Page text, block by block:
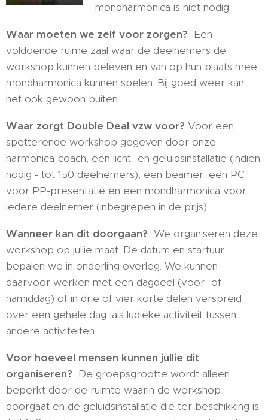
mondharmonica is niet nodig.
Waar moeten we zelf voor zorgen? Een
voldoende ruime zaal waar de deelnemers de
workshop kunnen beleven en van op hun plaats mee
mondharmonica kunnen spelen. Bij goed weer kan
het ook gewoon buiten.
Waar zorgt Double Deal vzw voor? Voor een
spetterende workshop gegeven door onze
harmonica-coach, een licht- en geluidsinstallatie (indien
nodig - tot 150 deelnemers), een beamer, een PC
voor PP-presentatie en een mondharmonica voor
iedere deelnemer (inbegrepen in de prijs).
Wanneer kan dit doorgaan? We organiseren deze
workshop op jullie maat. De datum en startuur
bepalen we in onderling overleg. We kunnen
daarvoor werken met een dagdeel (voor- of
namiddag) of in drie of vier korte delen verspreid
over een gehele dag, als ludieke activiteit tussen
andere activiteiten.
Voor hoeveel mensen kunnen jullie dit
organiseren? De groepsgrootte wordt alleen
beperkt door de ruimte waarin de workshop
doorgaat en de geluidsinstallatie die ter beschikking is.